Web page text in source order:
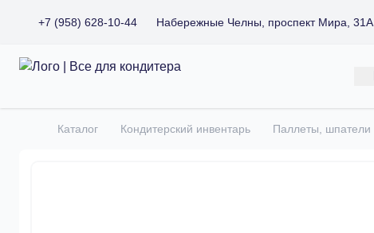
+7 (958) 628-10-44 Набережные Челны, проспект Мира, 31А
Все для кондитера
Главная
Каталог Кондитерский инвентарь Паллеты, шпатели